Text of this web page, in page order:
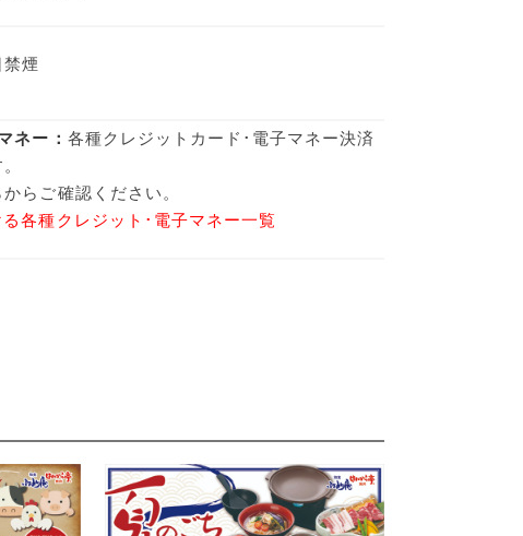
煙
ネー： 各種クレジットカード･電子マネー決済
らご確認ください。
各種クレジット･電子マネー一覧